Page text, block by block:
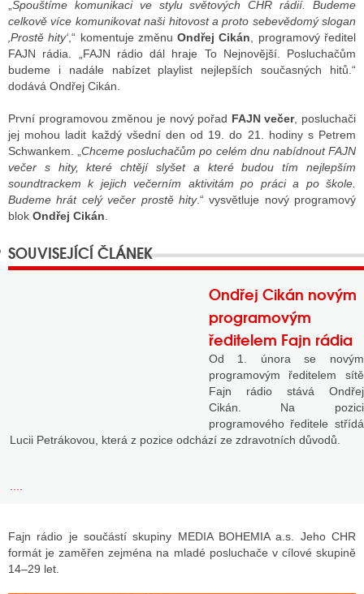
STÁT BLOGEREM
DISKUTÉRA NA RADIOTV
Spouštíme komunikaci ve stylu světových CHR rádií. Budeme
celkově více komunikovat naši hitovost a proto sebevědomý slogan
‚Prostě hity‘ ,“ komentuje změnuOndřej Cikán , programový ředitel
FAJN rádia. „FAJN rádio dál hraje To Nejnovější. Posluchačům
budeme i nadále nabízet playlist nejlepších současných hitů.“
dodává Ondřej Cikán.
První programovou změnou je nový pořad FAJN večer, posluchači
jej mohou ladit každý všední den od 19. do 21. hodiny s Petrem
Schwankem. „Chceme posluchačům po celém dnu nabídnout FAJN
večer s hity, které chtějí slyšet a které budou tím nejlepším
soundtrackem k jejich večerním aktivitám po práci a po škole.
Budeme hrát celý večer prostě hity.“ vysvětluje nový programový
blok Ondřej Cikán
Ondřej Cikán novým
programovým
ředitelem Fajn rádia
Od 1. února se novým
programovým ředitelem sítě
Fajn rádio stává Ondřej
Cikán. Na pozici
programového ředitele střídá
Lucii Petrákovou, která z pozice odchází ze zdravotních důvodů.
Fajn rádio je součástí skupiny MEDIA BOHEMIA a.s. Jeho CHR
formát je zaměřen zejména na mladé posluchače v cílové skupině
14–29 let.